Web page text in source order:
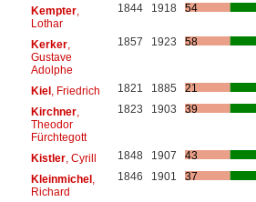
Kempter,
Lothar
1844 1918 54
Kerker,
Gustave
Adolphe
1857 1923 58
Kiel, Friedrich 1821 1885
21
Kirchner,
Theodor
Fürchtegott
1823 1903 39
Kistler, Cyrill 1848 1907
43
Kleinmichel,
Richard
1846 1901 37